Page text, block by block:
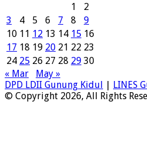
1
2
3
4 5 6 7 8
9
10 11 12 13 14 15 16
17 18 19 20 21 22 23
24 25 26 27 28 29 30
« Mar
May »
DPD LDII Gunung Kidul | LINES
© Copyright 2026, All Rights